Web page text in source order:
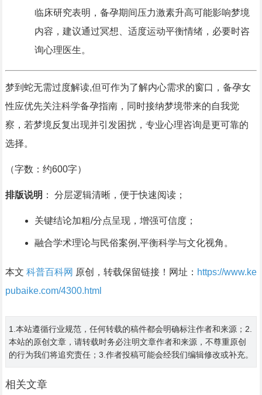
临床研究表明，备孕期间压力激素升高可能影响梦境
内容，建议通过冥想、适度运动平衡情绪，必要时咨
询心理医生。
梦到蛇无需过度解读,但可作为了解内心需求的窗口，备孕女
性应优先关注科学备孕指南，同时接纳梦境带来的自我觉
察，若梦境反复出现并引发困扰，专业心理咨询是更可靠的
选择。
（字数：约600字）
排版说明 ： 分层逻辑清晰，便于快速阅读；
关键结论加粗/分点呈现，增强可信度；
融合学术理论与民俗案例,平衡科学与文化视角。
本文 科普百科网 原创，转载保留链接！网址： https://www.ke
pubaike.com/4300.html
1.本站遵循行业规范，任何转载的稿件都会明确标注作者和来源；2.
本站的原创文章，请转载时务必注明文章作者和来源，不尊重原创
的行为我们将追究责任；3.作者投稿可能会经我们编辑修改或补充。
相关文章